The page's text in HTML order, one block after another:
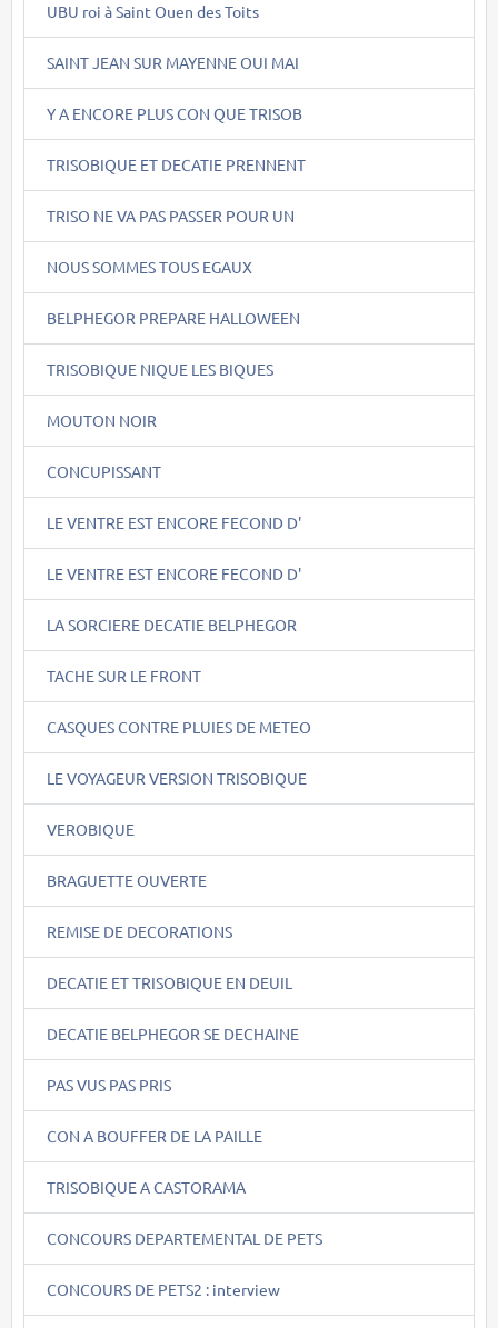
UBU roi à Saint Ouen des Toits
SAINT JEAN SUR MAYENNE OUI MAI
Y A ENCORE PLUS CON QUE TRISOB
TRISOBIQUE ET DECATIE PRENNENT
TRISO NE VA PAS PASSER POUR UN
NOUS SOMMES TOUS EGAUX
BELPHEGOR PREPARE HALLOWEEN
TRISOBIQUE NIQUE LES BIQUES
MOUTON NOIR
CONCUPISSANT
LE VENTRE EST ENCORE FECOND D'
LE VENTRE EST ENCORE FECOND D'
LA SORCIERE DECATIE BELPHEGOR
TACHE SUR LE FRONT
CASQUES CONTRE PLUIES DE METEO
LE VOYAGEUR VERSION TRISOBIQUE
VEROBIQUE
BRAGUETTE OUVERTE
REMISE DE DECORATIONS
DECATIE ET TRISOBIQUE EN DEUIL
DECATIE BELPHEGOR SE DECHAINE
PAS VUS PAS PRIS
CON A BOUFFER DE LA PAILLE
TRISOBIQUE A CASTORAMA
CONCOURS DEPARTEMENTAL DE PETS
CONCOURS DE PETS2 : interview